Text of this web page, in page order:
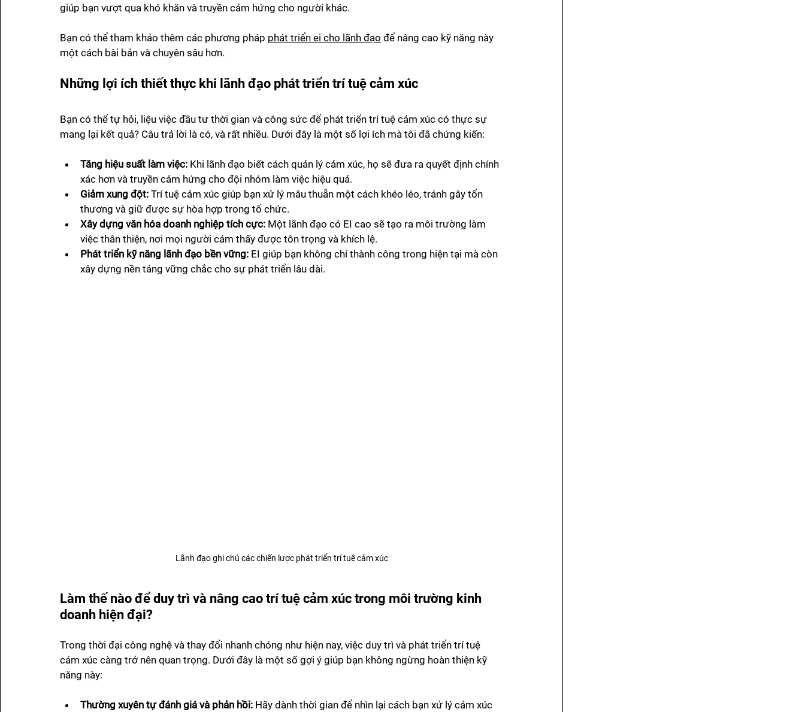
giúp bạn vượt qua khó khăn và truyền cảm hứng cho người khác.
Bạn có thể tham khảo thêm các phương pháp phát triển ei cho lãnh đạo để nâng cao kỹ năng này
một cách bài bản và chuyên sâu hơn.
Những lợi ích thiết thực khi lãnh đạo phát triển trí tuệ cảm xúc
Bạn có thể tự hỏi, liệu việc đầu tư thời gian và công sức để phát triển trí tuệ cảm xúc có thực sự
mang lại kết quả? Câu trả lời là có, và rất nhiều. Dưới đây là một số lợi ích mà tôi đã chứng kiến:
Tăng hiệu suất làm việc: Khi lãnh đạo biết cách quản lý cảm xúc, họ sẽ đưa ra quyết định chính
xác hơn và truyền cảm hứng cho đội nhóm làm việc hiệu quả.
Giảm xung đột: Trí tuệ cảm xúc giúp bạn xử lý mâu thuẫn một cách khéo léo, tránh gây tổn
thương và giữ được sự hòa hợp trong tổ chức.
Xây dựng văn hóa doanh nghiệp tích cực: Một lãnh đạo có EI cao sẽ tạo ra môi trường làm
việc thân thiện, nơi mọi người cảm thấy được tôn trọng và khích lệ.
Phát triển kỹ năng lãnh đạo bền vững: EI giúp bạn không chỉ thành công trong hiện tại mà còn
xây dựng nền tảng vững chắc cho sự phát triển lâu dài.
Lãnh đạo ghi chú các chiến lược phát triển trí tuệ cảm xúc
Làm thế nào để duy trì và nâng cao trí tuệ cảm xúc trong môi trường kinh
doanh hiện đại?
Trong thời đại công nghệ và thay đổi nhanh chóng như hiện nay, việc duy trì và phát triển trí tuệ
cảm xúc càng trở nên quan trọng. Dưới đây là một số gợi ý giúp bạn không ngừng hoàn thiện kỹ
năng này:
Thường xuyên tự đánh giá và phản hồi: Hãy dành thời gian để nhìn lại cách bạn xử lý cảm xúc